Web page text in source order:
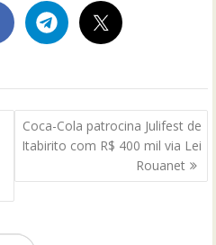
Coca-Cola patrocina Julifest de
Itabirito com R$ 400 mil via Lei
Rouanet